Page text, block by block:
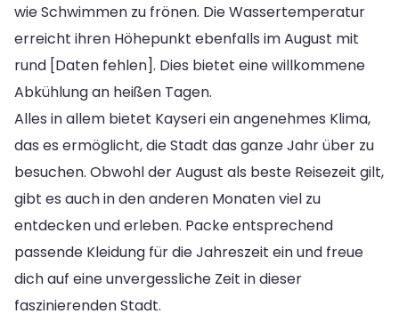
wie Schwimmen zu frönen. Die Wassertemperatur
erreicht ihren Höhepunkt ebenfalls im August mit
rund [Daten fehlen]. Dies bietet eine willkommene
Abkühlung an heißen Tagen.
Alles in allem bietet Kayseri ein angenehmes Klima,
das es ermöglicht, die Stadt das ganze Jahr über zu
besuchen. Obwohl der August als beste Reisezeit gilt,
gibt es auch in den anderen Monaten viel zu
entdecken und erleben. Packe entsprechend
passende Kleidung für die Jahreszeit ein und freue
dich auf eine unvergessliche Zeit in dieser
faszinierenden Stadt.